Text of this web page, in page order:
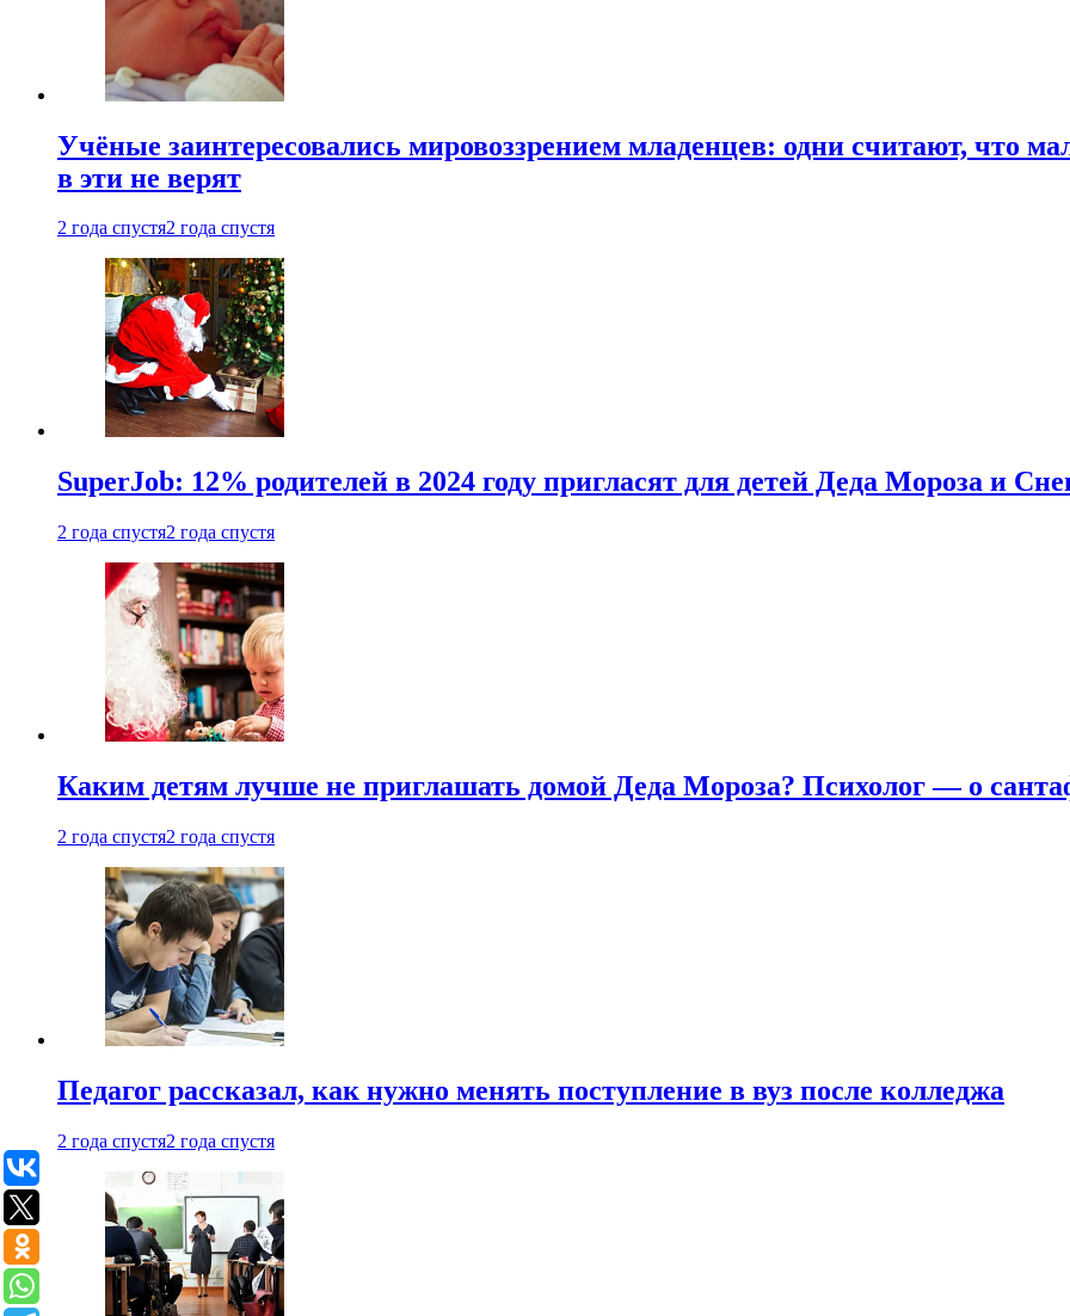
Учёные заинтересовались мировоззрением младенцев: одни считают, что
в эти не верят
2 года спустя2 года спустя
SuperJob: 12% родителей в 2024 году пригласят для детей Деда Мороза и
2 года спустя2 года спустя
Каким детям лучше не приглашать домой Деда Мороза? Психолог — о
2 года спустя2 года спустя
Педагог рассказал, как нужно менять поступление в вуз после колледжа
2 года спустя2 года спустя